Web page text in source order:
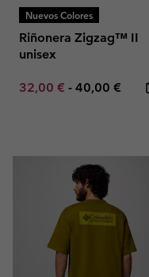
Nuevos Colores
Riñonera Zigzag™ II
unisex
Minimum sale price:
32,00 € - Maximum
40,00 €